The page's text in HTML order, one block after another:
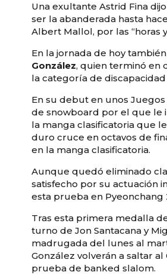
Una exultante Astrid Fina
ser la abanderada hasta
Albert Mallol, por las “horas
En la jornada de hoy
González, quien terminó en
la categoría de discapacidad
En su debut en unos
de snowboard por el que le
la manga clasificatoria que
duro cruce en octavos de
en la manga clasificatoria.
Aunque quedó eliminado
satisfecho por su actuación
esta prueba en Pyeonchang
Tras esta primera medalla
turno de Jon Santacana y
madrugada del lunes al
González volverán a saltar
prueba de banked slalom.